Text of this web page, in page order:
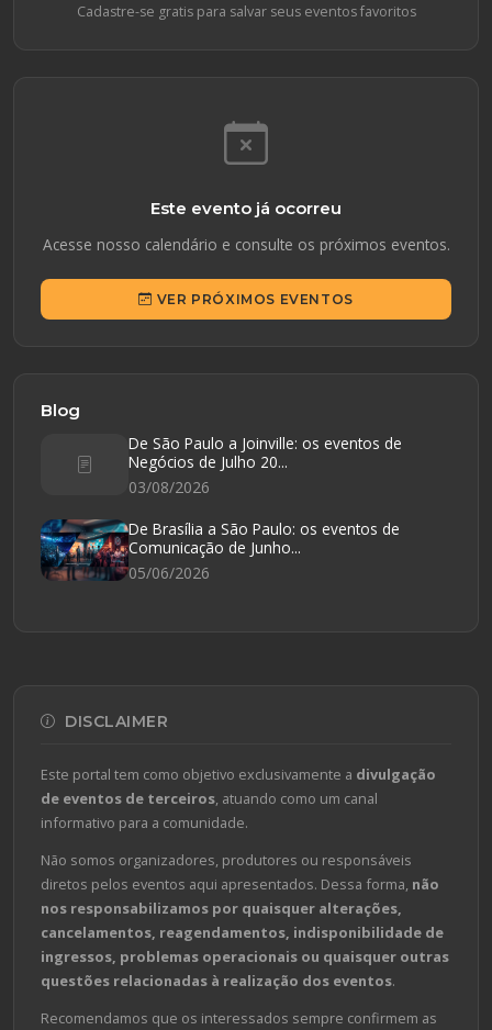
Cadastre-se gratis para salvar seus eventos favoritos
Este evento já ocorreu
Acesse nosso calendário e consulte os próximos eventos.
VER PRÓXIMOS EVENTOS
Blog
De São Paulo a Joinville: os eventos de
Negócios de Julho 20...
03/08/2026
De Brasília a São Paulo: os eventos de
Comunicação de Junho...
05/06/2026
DISCLAIMER
Este portal tem como objetivo exclusivamente a divulgação
de eventos de terceiros, atuando como um canal
informativo para a comunidade.
Não somos organizadores, produtores ou responsáveis
diretos pelos eventos aqui apresentados. Dessa forma, não
nos responsabilizamos por quaisquer alterações,
cancelamentos, reagendamentos, indisponibilidade de
ingressos, problemas operacionais ou quaisquer outras
questões relacionadas à realização dos eventos.
Recomendamos que os interessados sempre confirmem as